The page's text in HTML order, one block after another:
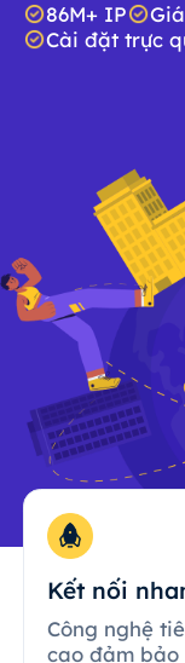
86M+ IP
Cài đặt trực
Kết nối
Công nghệ
cao đảm